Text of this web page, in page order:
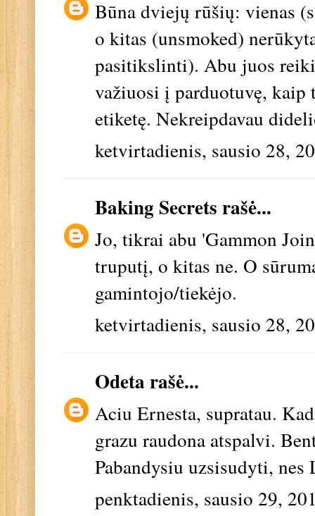
Būna dviejų rūšių: vienas
o kitas (unsmoked)
pasitikslinti). Abu juos
važiuosi į parduotuvę,
etiketę. Nekreipdavau
ketvirtadienis, sausio 28,
Baking Secrets rašė...
Jo, tikrai abu 'Gammon
truputį, o kitas ne. O
gamintojo/tiekėjo.
ketvirtadienis, sausio 28,
Odeta rašė...
Aciu Ernesta, supratau.
grazu raudona atspalvi.
Pabandysiu uzsisudyti,
penktadienis, sausio 29,